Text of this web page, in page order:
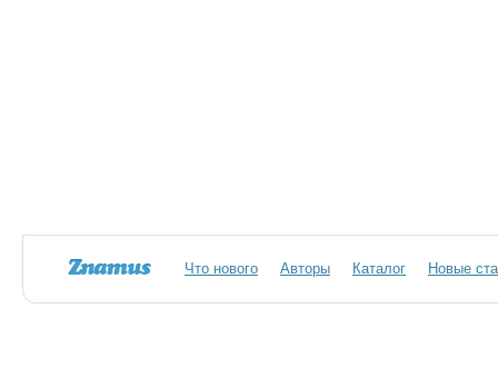
Что нового Авторы Каталог Новые